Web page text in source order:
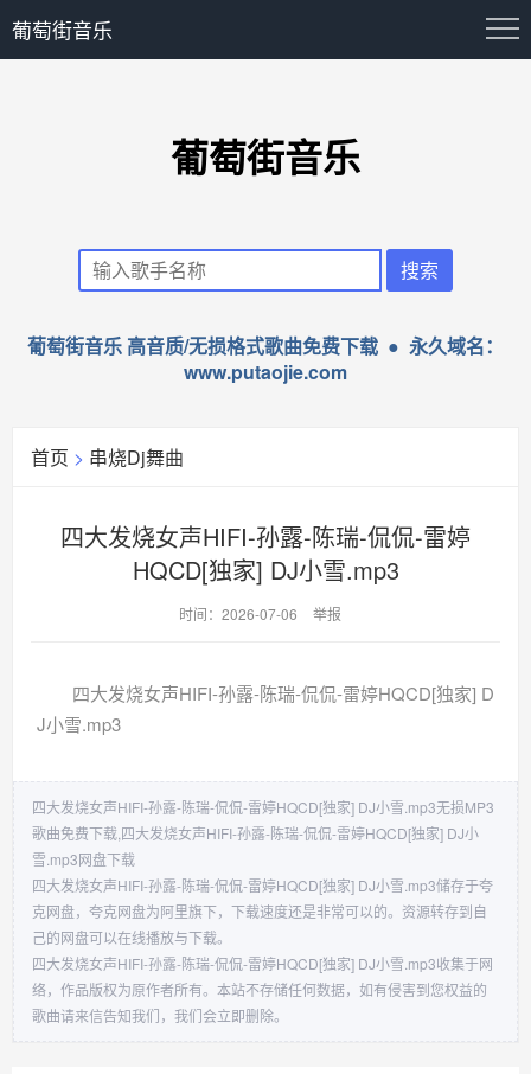
葡萄街音乐
葡萄街音乐
葡萄街音乐 高音质/无损格式歌曲免费下载 ● 永久域名：
www.putaojie.com
首页 > 串烧Dj舞曲
四大发烧女声HIFI-孙露-陈瑞-侃侃-雷婷
HQCD[独家] DJ小雪.mp3
时间：2026-07-06 举报
四大发烧女声HIFI-孙露-陈瑞-侃侃-雷婷HQCD[独家] D
J小雪.mp3
四大发烧女声HIFI-孙露-陈瑞-侃侃-雷婷HQCD[独家] DJ小雪.mp3无损MP3
歌曲免费下载,四大发烧女声HIFI-孙露-陈瑞-侃侃-雷婷HQCD[独家] DJ小
雪.mp3网盘下载
四大发烧女声HIFI-孙露-陈瑞-侃侃-雷婷HQCD[独家] DJ小雪.mp3储存于夸
克网盘，夸克网盘为阿里旗下，下载速度还是非常可以的。资源转存到自
己的网盘可以在线播放与下载。
四大发烧女声HIFI-孙露-陈瑞-侃侃-雷婷HQCD[独家] DJ小雪.mp3收集于网
络，作品版权为原作者所有。本站不存储任何数据，如有侵害到您权益的
歌曲请来信告知我们，我们会立即删除。